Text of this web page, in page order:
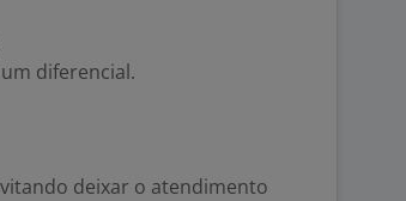
diferencial.
deixar o atendimento